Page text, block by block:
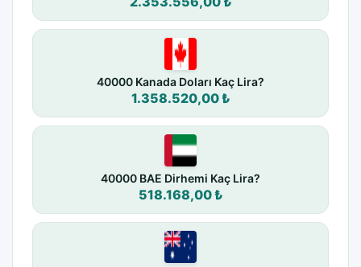
40000 Kanada Doları Kaç Lira?
1.358.520,00 ₺
40000 BAE Dirhemi Kaç Lira?
518.168,00 ₺